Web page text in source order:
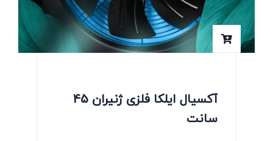
آکسیال ایلکا فلزی ژنیران 45
سانت